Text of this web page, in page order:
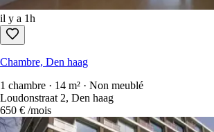
il y a 1h
Chambre, Den haag
1 chambre · 14 m² · Non meublé
Loudonstraat 2, Den haag
650 € /mois